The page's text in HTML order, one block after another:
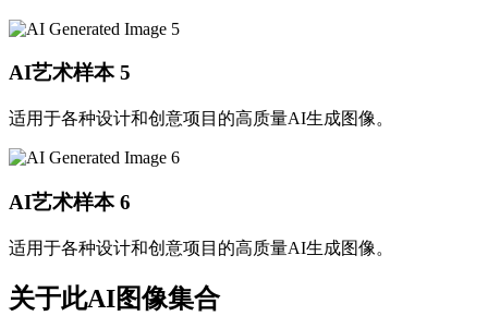
AI艺术样本 5
适用于各种设计和创意项目的高质量AI生成图像。
AI艺术样本 6
适用于各种设计和创意项目的高质量AI生成图像。
关于此AI图像集合